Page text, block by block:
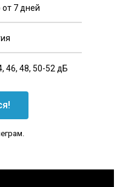
7 дней
46, 48, 50-52 дБ